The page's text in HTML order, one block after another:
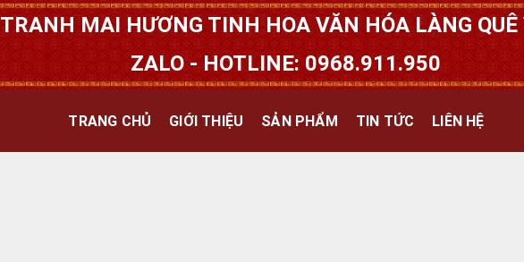
TRANH MAI HƯƠNG TINH HOA VĂN HÓA LÀNG QUÊ
ZALO - HOTLINE: 0968.911.950
TRANG CHỦ GIỚI THIỆU SẢN PHẨM TIN TỨC LIÊN HỆ